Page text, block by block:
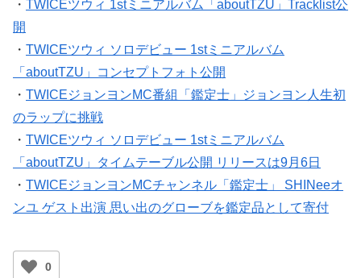
・ TWICEツウィ 1stミニアルバム「aboutTZU」Tracklist公
開
・ TWICEツウィ ソロデビュー 1stミニアルバム
「aboutTZU」コンセプトフォト公開
・ TWICEジョンヨンMC番組「鑑定士」ジョンヨン人生初
のラップに挑戦
・ TWICEツウィ ソロデビュー 1stミニアルバム
「aboutTZU」タイムテーブル公開 リリースは9月6日
・ TWICEジョンヨンMCチャンネル「鑑定士」 SHINeeオ
ンユ ゲスト出演 思い出のグローブを鑑定品として寄付
0